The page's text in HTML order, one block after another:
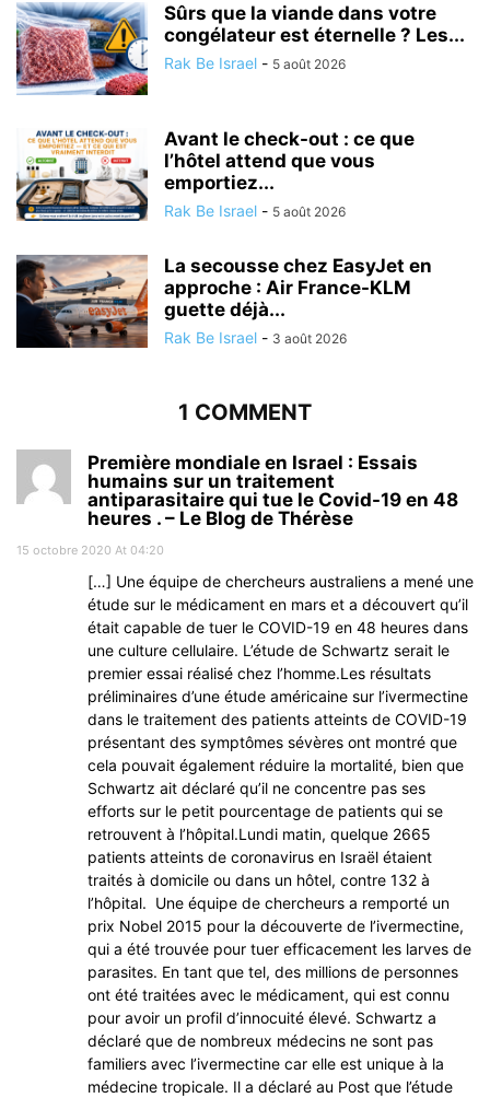
Sûrs que la viande dans votre
congélateur est éternelle ? Les...
Rak Be Israel - 5 août 2026
Avant le check-out : ce que
l’hôtel attend que vous
emportiez...
Rak Be Israel - 5 août 2026
La secousse chez EasyJet en
approche : Air France-KLM
guette déjà...
Rak Be Israel - 3 août 2026
1 COMMENT
Première mondiale en Israel : Essais
humains sur un traitement
antiparasitaire qui tue le Covid-19 en 48
heures . – Le Blog de Thérèse
15 octobre 2020 At 04:20
[…] Une équipe de chercheurs australiens a mené une
étude sur le médicament en mars et a découvert qu’il
était capable de tuer le COVID-19 en 48 heures dans
une culture cellulaire. L’étude de Schwartz serait le
premier essai réalisé chez l’homme.Les résultats
préliminaires d’une étude américaine sur l’ivermectine
dans le traitement des patients atteints de COVID-19
présentant des symptômes sévères ont montré que
cela pouvait également réduire la mortalité, bien que
Schwartz ait déclaré qu’il ne concentre pas ses
efforts sur le petit pourcentage de patients qui se
retrouvent à l’hôpital.Lundi matin, quelque 2665
patients atteints de coronavirus en Israël étaient
traités à domicile ou dans un hôtel, contre 132 à
l’hôpital. Une équipe de chercheurs a remporté un
prix Nobel 2015 pour la découverte de l’ivermectine,
qui a été trouvée pour tuer efficacement les larves de
parasites. En tant que tel, des millions de personnes
ont été traitées avec le médicament, qui est connu
pour avoir un profil d’innocuité élevé. Schwartz a
déclaré que de nombreux médecins ne sont pas
familiers avec l’ivermectine car elle est unique à la
médecine tropicale. Il a déclaré au Post que l’étude